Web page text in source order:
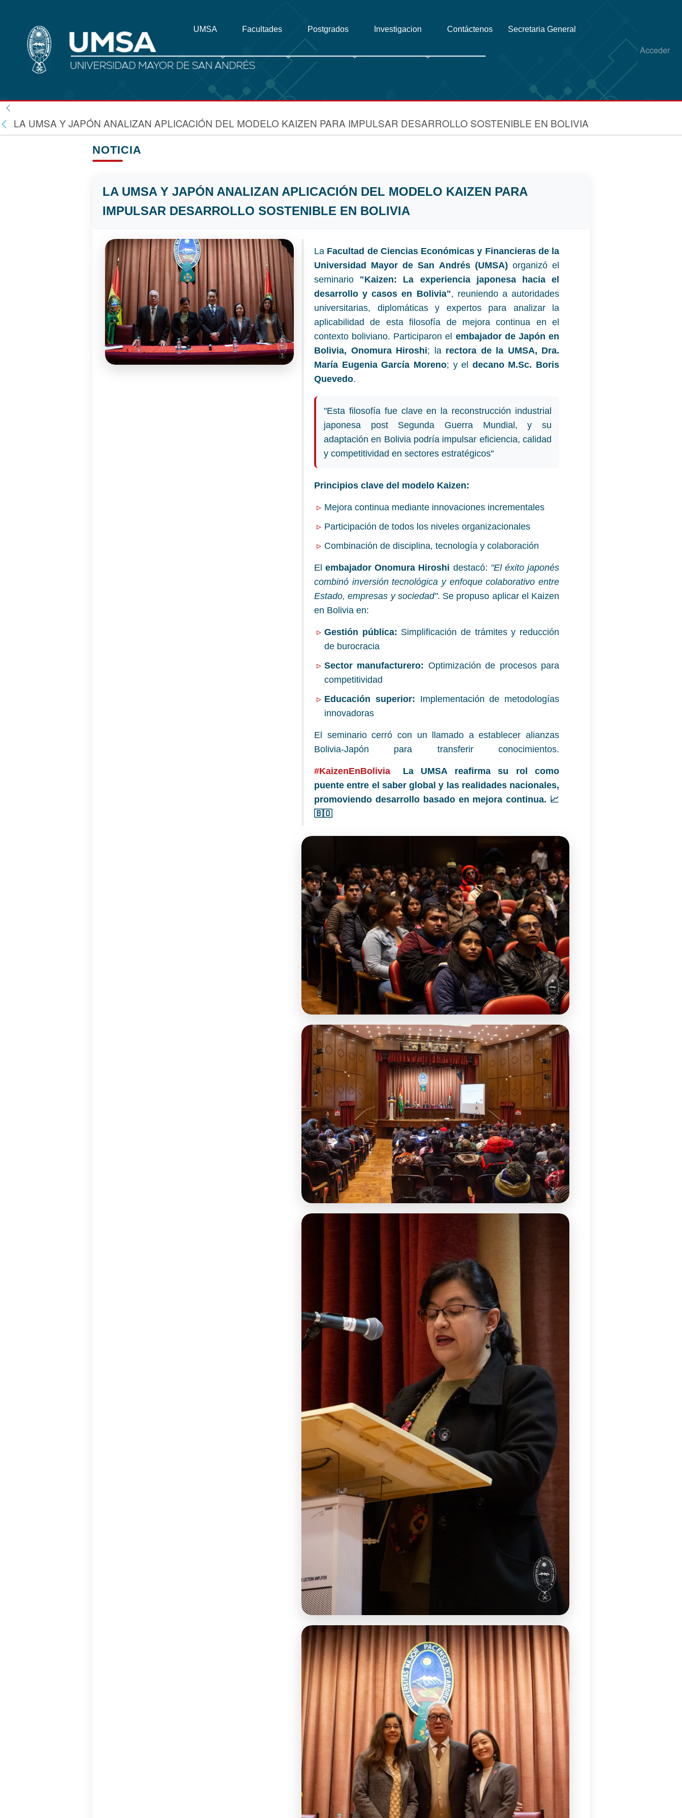
Acceder
UMSA Facultades Postgrados Investigacion Contáctenos Secretaria General
LA UMSA Y JAPÓN ANALIZAN APLICACIÓN DEL MODELO KAIZEN PARA IMPULSAR DESARROLLO SOSTENIBLE EN BOLIVIA
NOTICIA
LA UMSA Y JAPÓN ANALIZAN APLICACIÓN DEL MODELO KAIZEN PARA
IMPULSAR DESARROLLO SOSTENIBLE EN BOLIVIA
La Facultad de Ciencias Económicas y Financieras de la
Universidad Mayor de San Andrés (UMSA) organizó el
seminario "Kaizen: La experiencia japonesa hacia el
desarrollo y casos en Bolivia", reuniendo a autoridades
universitarias, diplomáticas y expertos para analizar la
aplicabilidad de esta filosofía de mejora continua en el
contexto boliviano. Participaron el embajador de Japón en
Bolivia, Onomura Hiroshi; la rectora de la UMSA, Dra.
María Eugenia García Moreno; y el decano M.Sc. Boris
Quevedo.
"Esta filosofía fue clave en la reconstrucción industrial
japonesa post Segunda Guerra Mundial, y su
adaptación en Bolivia podría impulsar eficiencia, calidad
y competitividad en sectores estratégicos"
Principios clave del modelo Kaizen:
Mejora continua mediante innovaciones incrementales
Participación de todos los niveles organizacionales
Combinación de disciplina, tecnología y colaboración
Elembajador Onomura Hiroshi destacó: "El éxito japonés
combinó inversión tecnológica y enfoque colaborativo entre
Estado, empresas y sociedad". Se propuso aplicar el Kaizen
en Bolivia en:
Gestión pública: Simplificación de trámites y reducción
de burocracia
Sector manufacturero: Optimización de procesos para
competitividad
Educación superior: Implementación de metodologías
innovadoras
El seminario cerró con un llamado a establecer alianzas
Bolivia-Japón para transferir conocimientos.
#KaizenEnBolivia
La UMSA reafirma su rol como
puente entre el saber global y las realidades nacionales,
promoviendo desarrollo basado en mejora continua. 📈
🇧🇴